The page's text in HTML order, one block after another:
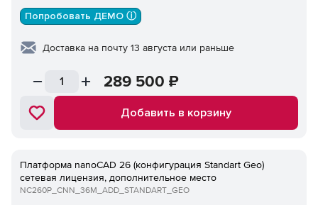
Попробовать ДЕМО ⓘ
Доставка на почту 13 августа или раньше
289 500 ₽
Добавить в корзину
Платформа nanoCAD 26 (конфигурация Standart Geo)
сетевая лицензия, дополнительное место
NC260P_CNN_36M_ADD_STANDART_GEO